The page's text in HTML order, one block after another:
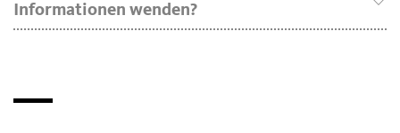
Informationen wenden?